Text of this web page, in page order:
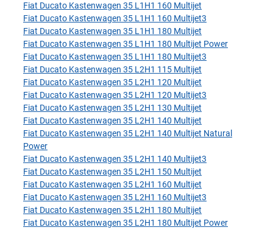
Fiat Ducato Kastenwagen 35 L1H1 160 Multijet
Fiat Ducato Kastenwagen 35 L1H1 160 Multijet3
Fiat Ducato Kastenwagen 35 L1H1 180 Multijet
Fiat Ducato Kastenwagen 35 L1H1 180 Multijet Power
Fiat Ducato Kastenwagen 35 L1H1 180 Multijet3
Fiat Ducato Kastenwagen 35 L2H1 115 Multijet
Fiat Ducato Kastenwagen 35 L2H1 120 Multijet
Fiat Ducato Kastenwagen 35 L2H1 120 Multijet3
Fiat Ducato Kastenwagen 35 L2H1 130 Multijet
Fiat Ducato Kastenwagen 35 L2H1 140 Multijet
Fiat Ducato Kastenwagen 35 L2H1 140 Multijet Natural
Power
Fiat Ducato Kastenwagen 35 L2H1 140 Multijet3
Fiat Ducato Kastenwagen 35 L2H1 150 Multijet
Fiat Ducato Kastenwagen 35 L2H1 160 Multijet
Fiat Ducato Kastenwagen 35 L2H1 160 Multijet3
Fiat Ducato Kastenwagen 35 L2H1 180 Multijet
Fiat Ducato Kastenwagen 35 L2H1 180 Multijet Power